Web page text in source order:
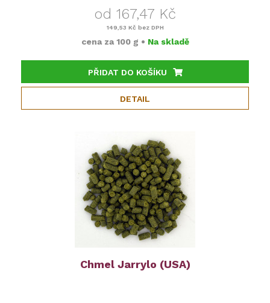
od 167,47 Kč
149,53 Kč bez DPH
cena za 100 g • Na skladě
PŘIDAT DO KOŠÍKU
DETAIL
Chmel Jarrylo (USA)